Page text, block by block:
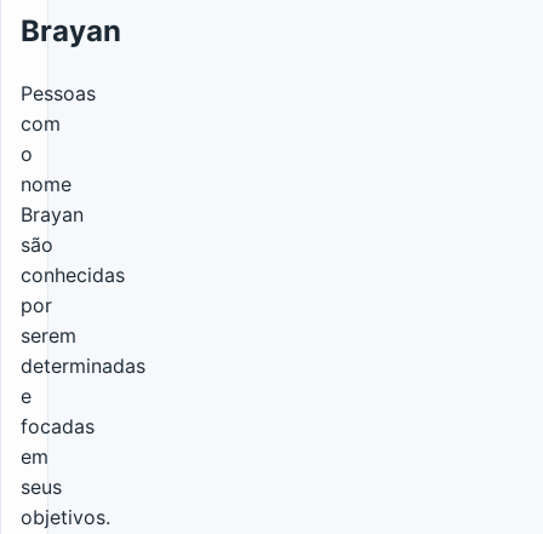
Brayan
Pessoas
com
o
nome
Brayan
são
conhecidas
por
serem
determinadas
e
focadas
em
seus
objetivos.